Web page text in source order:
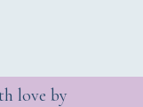
love by